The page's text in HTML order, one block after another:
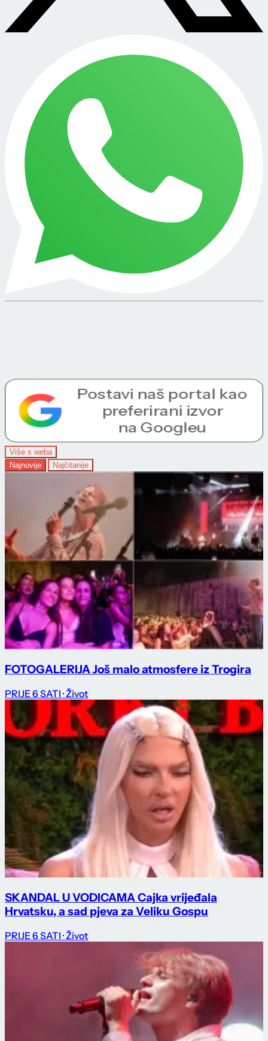
Više s weba
Najnovije
Najčitanije
FOTOGALERIJA Još malo atmosfere iz Trogira
PRIJE 6 SATI · Život
SKANDAL U VODICAMA Cajka vrijeđala
Hrvatsku, a sad pjeva za Veliku Gospu
PRIJE 6 SATI · Život